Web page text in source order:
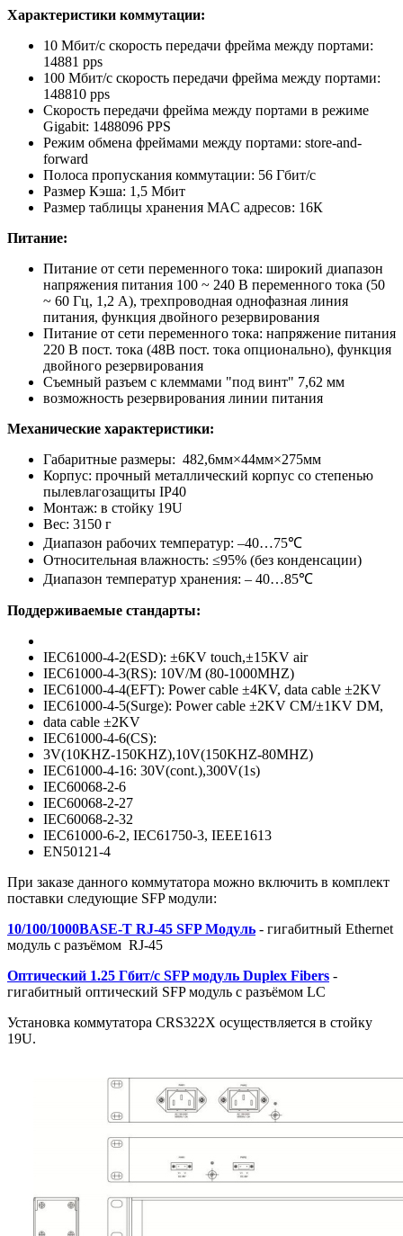
Характеристики коммутации:
10 Мбит/с скорость передачи фрейма между портами:
14881 pps
100 Мбит/с скорость передачи фрейма между портами:
148810 pps
Скорость передачи фрейма между портами в режиме
Gigabit: 1488096 PPS
Режим обмена фреймами между портами: store-and-
forward
Полоса пропускания коммутации: 56 Гбит/с
Размер Кэша: 1,5 Мбит
Размер таблицы хранения MAC адресов: 16К
Питание:
Питание от сети переменного тока: широкий диапазон
напряжения питания 100 ~ 240 В переменного тока (50
~ 60 Гц, 1,2 А), трехпроводная однофазная линия
питания, функция двойного резервирования
Питание от сети переменного тока: напряжение питания
220 В пост. тока (48В пост. тока опционально), функция
двойного резервирования
Съемный разъем с клеммами "под винт" 7,62 мм
возможность резервирования линии питания
Механические характеристики:
Габаритные размеры: 482,6мм×44мм×275мм
Корпус: прочный металлический корпус со степенью
пылевлагозащиты IP40
Монтаж: в стойку 19U
Вес: 3150 г
Диапазон рабочих температур: –40…75℃
Относительная влажность: ≤95% (без конденсации)
Диапазон температур хранения: – 40…85℃
Поддерживаемые стандарты:
IEC61000-4-2(ESD): ±6KV touch,±15KV air
IEC61000-4-3(RS): 10V/M (80-1000MHZ)
IEC61000-4-4(EFT): Power cable ±4KV, data cable ±2KV
IEC61000-4-5(Surge): Power cable ±2KV CM/±1KV DM,
data cable ±2KV
IEC61000-4-6(CS):
3V(10KHZ-150KHZ),10V(150KHZ-80MHZ)
IEC61000-4-16: 30V(cont.),300V(1s)
IEC60068-2-6
IEC60068-2-27
IEC60068-2-32
IEC61000-6-2, IEC61750-3, IEEE1613
EN50121-4
При заказе данного коммутатора можно включить в комплект
поставки следующие SFP модули:
10/100/1000BASE-T RJ-45 SFP Модуль - гигабитный Ethernet
модуль с разъёмом RJ-45
Оптический 1.25 Гбит/с SFP модуль Duplex Fibers -
гигабитный оптический SFP модуль с разъёмом LC
Установка коммутатора CRS322X осуществляется в стойку
19U.